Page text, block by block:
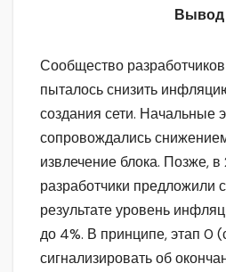
Вывод
Сообщество
пыталось снизить
создания сети. Начальные
сопровождались
извлечение блока. Позже, в
разработчики предложили
результате уровень
до 4%. В принципе, этап 0
сигнализировать об